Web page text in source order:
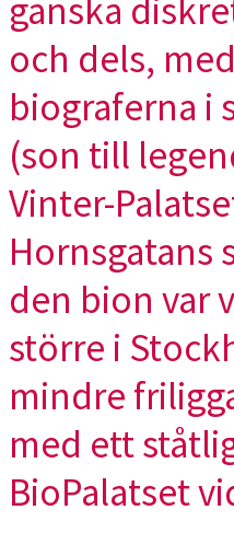
ganska
och dels,
biograferna i
(son till
Vinter-
Hornsgatans
den bion var
större i
mindre
med ett
BioPalatset